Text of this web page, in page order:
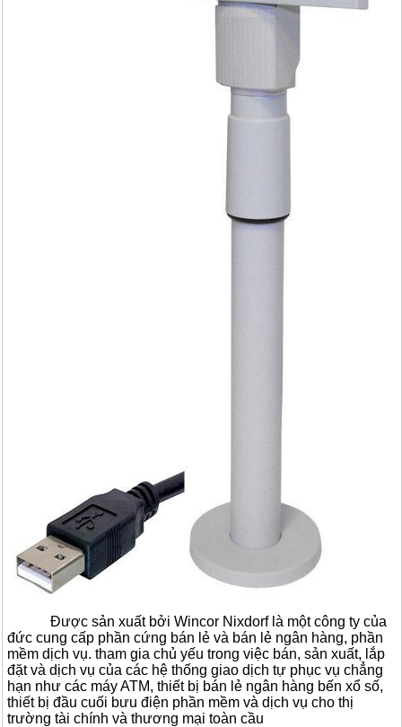
Được sản xuất bởi Wincor Nixdorf là một công ty của
đức cung cấp phần cứng bán lẻ và bán lẻ ngân hàng, phần
mềm dịch vụ. tham gia chủ yếu trong việc bán, sản xuất, lắp
đặt và dịch vụ của các hệ thống giao dịch tự phục vụ chẳng
hạn như các máy ATM, thiết bị bán lẻ ngân hàng bến xổ số,
thiết bị đầu cuối bưu điện phần mềm và dịch vụ cho thị
trường tài chính và thương mại toàn cầu